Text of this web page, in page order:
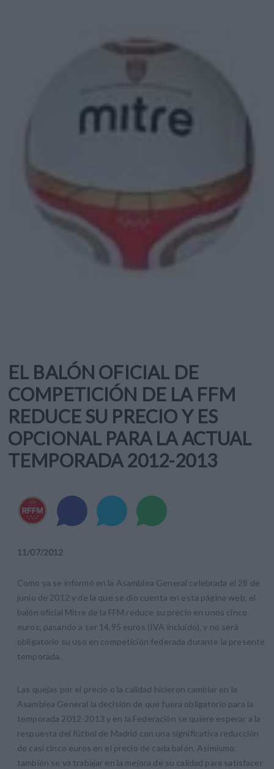
EL BALÓN OFICIAL DE
COMPETICIÓN DE LA FFM
REDUCE SU PRECIO Y ES
OPCIONAL PARA LA ACTUAL
TEMPORADA 2012-2013
11/07/2012
Como ya se informó en la Asamblea General celebrada el 28 de
junio de 2012 y de la que se dio cuenta en esta página web, el
balón oficial Mitre de la FFM reduce su precio en unos cinco
euros, pasando a ser 14,95 euros (IVA incluido), y no será
obligatorio su uso en competición federada durante la presente
temporada.
Las quejas por el precio o la calidad hicieron cambiar en la
Asamblea General la decisión de que fuera obligatorio para la
temporada 2012-2013 y en la Federación se quiere esperar a la
respuesta del fútbol de Madrid con una significativa reducción
de casi cinco euros en el precio de cada balón. Asimismo,
también se va trabajar en la mejora de su calidad para satisfacer